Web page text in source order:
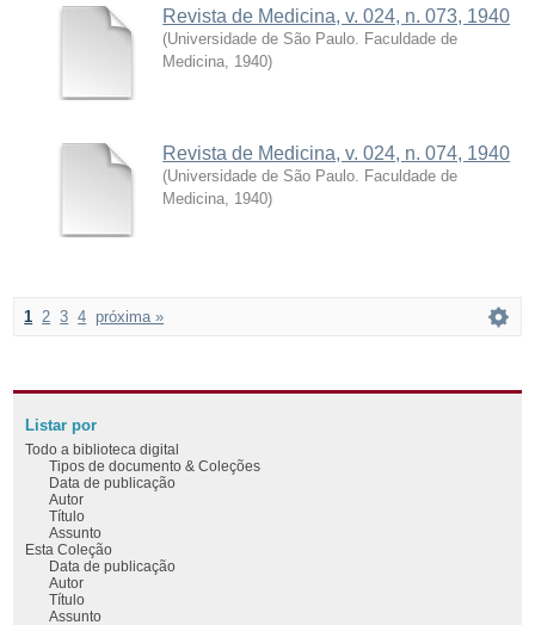
Revista de Medicina, v. 024, n. 073, 1940
(Universidade de São Paulo. Faculdade de
Medicina 1940)
Revista de Medicina, v. 024, n. 074, 1940
(Universidade de São Paulo. Faculdade de
Medicina 1940)
1 2 3 4 próxima »
Listar por
Todo a biblioteca digital
Tipos de documento & Coleções
Data de publicação
Autor
Título
Assunto
Esta Coleção
Data de publicação
Autor
Título
Assunto